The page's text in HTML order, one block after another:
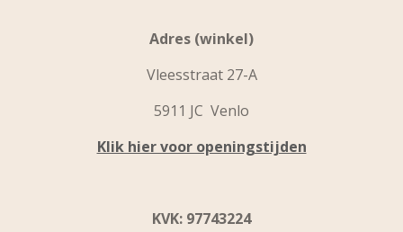
Adres (winkel)
Vleesstraat 27-A
5911 JC Venlo
Klik hier voor openingstijden
KVK: 97743224